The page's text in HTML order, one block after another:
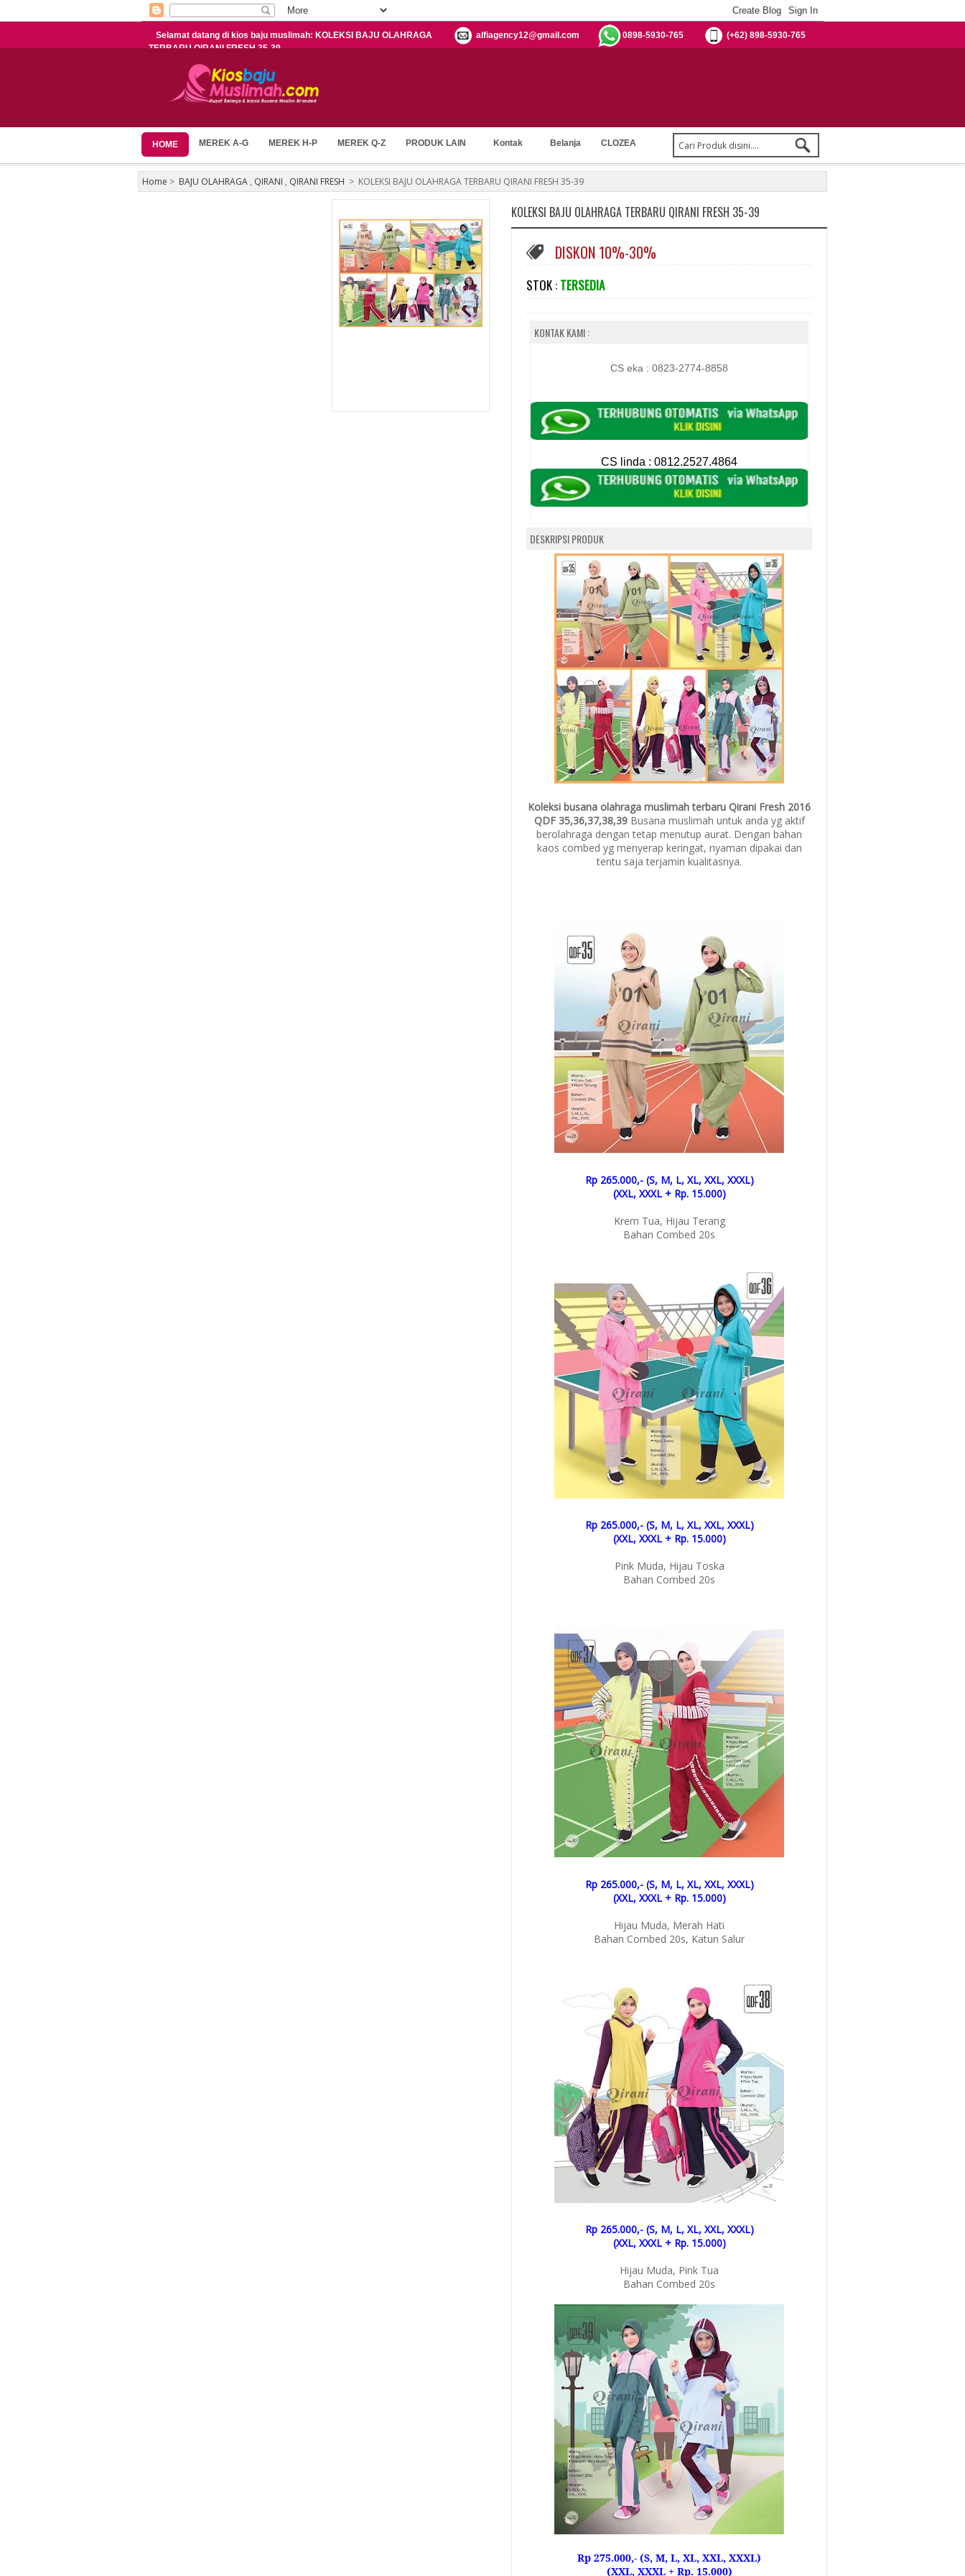
Selamat datang di kios baju muslimah: KOLEKSI BAJU OLAHRAGA
TERBARU QIRANI FRESH 35-39
(+62) 898-5930-765
0898-5930-765
alfiagency12@gmail.com
HOME MEREK A-G MEREK H-P MEREK Q-Z PRODUK LAIN Kontak Belanja CLOZEA
Home > BAJU OLAHRAGA , QIRANI , QIRANI FRESH > KOLEKSI BAJU OLAHRAGA TERBARU QIRANI FRESH 35-39
KOLEKSI BAJU OLAHRAGA TERBARU QIRANI FRESH 35-39
DISKON 10%-30%
STOK : TERSEDIA
KONTAK KAMI :
CS eka : 0823-2774-8858
CS linda : 0812.2527.4864
DESKRIPSI PRODUK
Koleksi busana olahraga muslimah terbaru Qirani Fresh 2016
QDF 35,36,37,38,39Busana muslimah untuk anda yg aktif
berolahraga dengan tetap menutup aurat. Dengan bahan
kaos combed yg menyerap keringat, nyaman dipakai dan
tentu saja terjamin kualitasnya.
Rp 265.000,-(S, M, L, XL, XXL, XXXL)
(XXL, XXXL + Rp. 15.000)
Krem Tua, Hijau Terang
Bahan Combed 20s
Rp 265.000,-(S, M, L, XL, XXL, XXXL)
(XXL, XXXL + Rp. 15.000)
Pink Muda, Hijau Toska
Bahan Combed 20s
Rp 265.000,-(S, M, L, XL, XXL, XXXL)
(XXL, XXXL + Rp. 15.000)
Hijau Muda, Merah Hati
Bahan Combed 20s, Katun Salur
Rp 265.000,-(S, M, L, XL, XXL, XXXL)
(XXL, XXXL + Rp. 15.000)
Hijau Muda, Pink Tua
Bahan Combed 20s
Rp 275.000,- (S, M, L, XL, XXL, XXXL)
(XXL, XXXL + Rp. 15.000)